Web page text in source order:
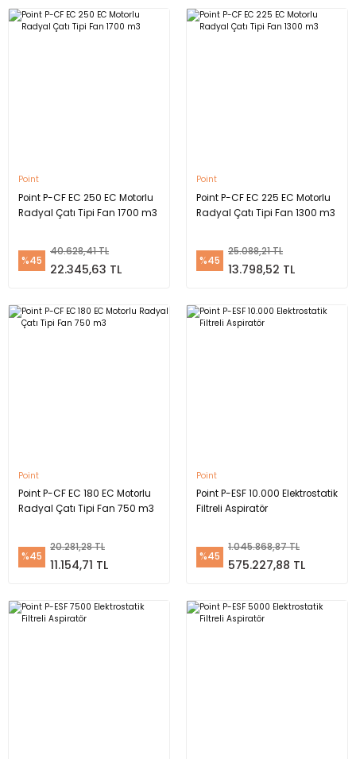
Point
Point P-CF EC 250 EC Motorlu
Radyal Çatı Tipi Fan 1700 m3
%45
40.628,41 TL
22.345,63 TL
Point
Point P-CF EC 225 EC Motorlu
Radyal Çatı Tipi Fan 1300 m3
%45
25.088,21 TL
13.798,52 TL
Point
Point P-CF EC 180 EC Motorlu
Radyal Çatı Tipi Fan 750 m3
%45
20.281,28 TL
11.154,71 TL
Point
Point P-ESF 10.000 Elektrostatik
Filtreli Aspiratör
%45
1.045.868,87 TL
575.227,88 TL